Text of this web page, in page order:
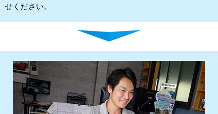
せください。